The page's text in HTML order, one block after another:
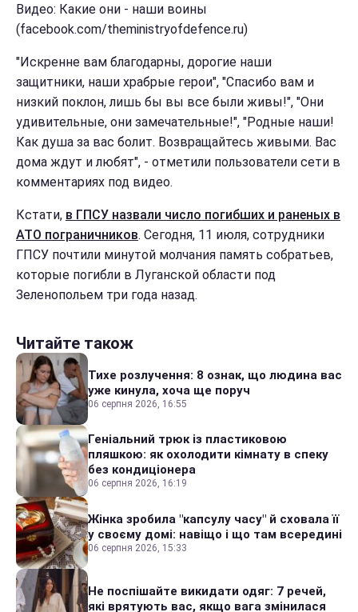
Видео: Какие они - наши воины
(facebook.com/theministryofdefence.ru)
"Искренне вам благодарны, дорогие наши
защитники, наши храбрые герои", "Спасибо вам и
низкий поклон, лишь бы вы все были живы!", "Они
удивительные, они замечательные!", "Родные наши!
Как душа за вас болит. Возвращайтесь живыми. Вас
дома ждут и любят", - отметили пользователи сети в
комментариях под видео.
Кстати, в ГПСУ назвали число погибших и раненых в
АТО пограничников. Сегодня, 11 июля, сотрудники
ГПСУ почтили минутой молчания память собратьев,
которые погибли в Луганской области под
Зеленопольем три года назад.
Читайте також
Тихе розлучення: 8 ознак, що людина вас
уже кинула, хоча ще поруч
06 серпня 2026, 16:55
Геніальний трюк із пластиковою
пляшкою: як охолодити кімнату в спеку
без кондиціонера
06 серпня 2026, 16:19
Жінка зробила "капсулу часу" й сховала її
у своєму домі: навіщо і що там всередині
06 серпня 2026, 15:33
Не поспішайте викидати одяг: 7 речей,
які врятують вас, якщо вага змінилася